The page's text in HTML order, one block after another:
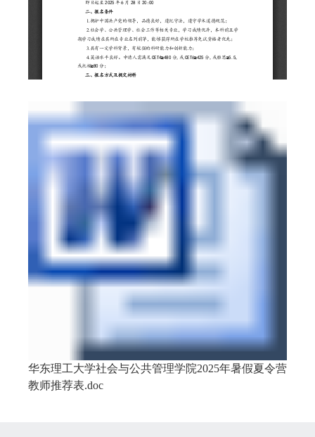
华东理工大学社会与公共管理学院2025年暑假夏令营
教师推荐表.doc